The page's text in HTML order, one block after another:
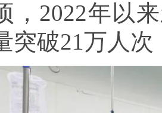
，2022年以
突破21万人